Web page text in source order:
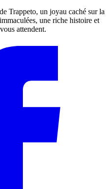
Trappeto, un joyau caché sur la
une riche histoire et
attendent.